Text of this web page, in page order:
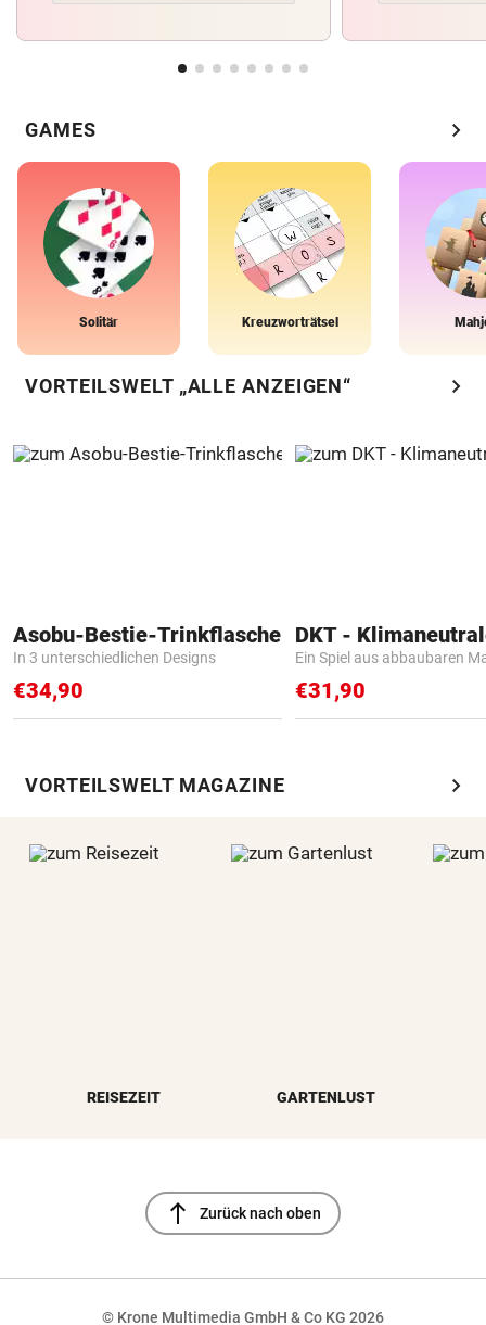
GAMES chevron_right
Solitär Kreuzworträtsel
VORTEILSWELT „ALLE ANZEIGEN“ chevron_right
Asobu-Bestie-Trinkflasche
In 3 unterschiedlichen Designs
€34,90
Ein Spiel aus abbaubaren
€31,90
VORTEILSWELT MAGAZINE chevron_right
REISEZEIT GARTENLUST
north Zurück nach oben
© Krone Multimedia GmbH & Co KG 2026